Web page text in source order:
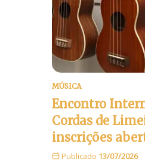
MÚSICA
Encontro
Cordas de
inscrições
Publicado 13/07/2026